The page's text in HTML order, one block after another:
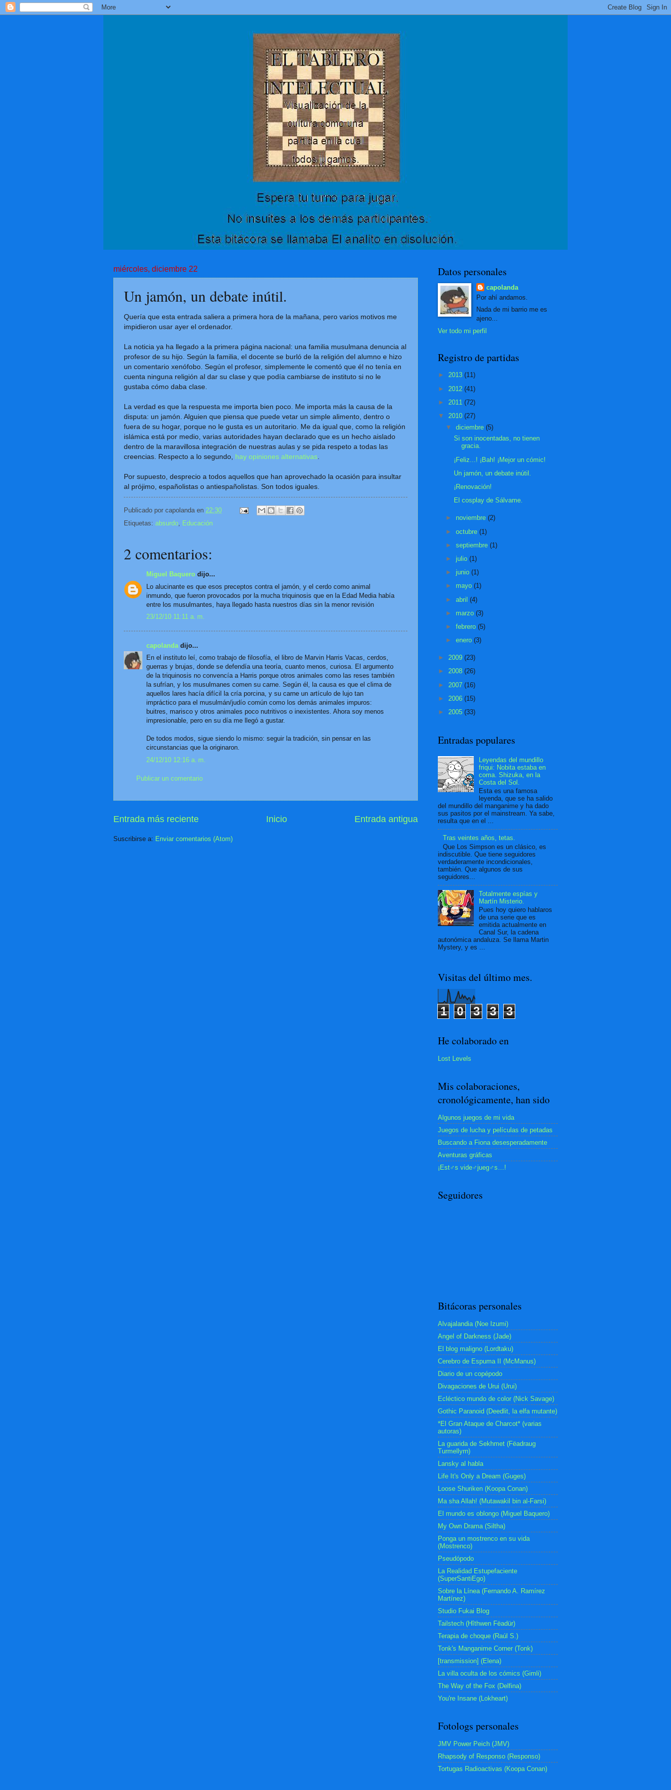
miércoles, diciembre 22
Un jamón, un debate inútil.
Quería que esta entrada saliera a primera hora de la mañana, pero varios motivos me
impidieron usar ayer el ordenador.
La noticia ya ha llegado a la primera página nacional: una familia musulmana denuncia al
profesor de su hijo. Según la familia, el docente se burló de la religión del alumno e hizo
un comentario xenófobo. Según el profesor, simplemente le comentó que él no tenía en
cuenta ninguna religión al dar su clase y que podía cambiarse de instituto si no le
gustaba cómo daba clase.
La verdad es que la respuesta me importa bien poco. Me importa más la causa de la
disputa: un jamón. Alguien que piensa que puede vetar un simple alimento, dentro o
fuera de su hogar, porque no le gusta es un autoritario. Me da igual que, como la religión
islámica está por medio, varias autoridades hayan declarado que es un hecho aislado
dentro de la maravillosa integración de nuestras aulas y se pida respeto a todas las
creencias. Respecto a lo segundo,
hay opiniones alternativas
Por supuesto, desprecio a todos aquellos que han aprovechado la ocasión para insultar
al prójimo, españolistas o antiespañolistas. Son todos iguales.
Publicado por capolanda en 22:30
Etiquetas: absurdo, Educación
2 comentarios:
Miguel Baquero dijo...
Lo alucinante es que esos preceptos contra el jamón, y el cerdo como animal
inmundo, que fueron provocados por la mucha triquinosis que en la Edad Media había
entre los musulmantes, haya llegado hasta nuestros días sin la menor revisión
23/12/10 11:11 a. m.
capolanda dijo...
En el instituto leí, como trabajo de filosofía, el libro de Marvin Harris Vacas, cerdos,
guerras y brujas, donde se defendía una teoría, cuanto menos, curiosa. El argumento
de la triquinosis no convencía a Harris porque otros animales como las reses también
la sufrían, y los musulmanes comen su carne. Según él, la causa es que el clima de
aquellos lares hacía difícil la cría porcina, y su carne un artículo de lujo tan
impráctico para el musulmán/judío común como los demás animales impuros:
buitres, marisco y otros animales poco nutritivos o inexistentes. Ahora soy menos
impresionable, pero en su día me llegó a gustar.
De todos modos, sigue siendo lo mismo: seguir la tradición, sin pensar en las
circunstancias que la originaron.
24/12/10 12:16 a. m.
Publicar un comentario
Entrada más reciente Entrada antigua
Inicio
Suscribirse a: Enviar comentarios (Atom)
Datos personales
capolanda
Por ahí andamos.
Nada de mi barrio me es
ajeno...
Ver todo mi perfil
Registro de partidas
► 2013 (11)
► 2012 (41)
► 2011 (72)
▼ 2010 (27)
▼diciembre(5)
Si son inocentadas, no tienen
gracia.
¡Feliz...! ¡Bah! ¡Mejor un cómic!
Un jamón, un debate inútil.
¡Renovación!
El cosplay de Sálvame.
► noviembre(2)
►octubre(1)
►septiembre(1)
► julio(1)
► junio(1)
► mayo(1)
►abril(4)
► marzo(3)
►febrero(5)
►enero(3)
► 2009 (23)
► 2008 (26)
► 2007 (16)
► 2006 (15)
► 2005 (33)
Entradas populares
Leyendas del mundillo
friqui: Nobita estaba en
coma. Shizuka, en la
Costa del Sol.
Esta es una famosa
leyenda, que se ha salido
del mundillo del manganime y ha dado
sus pasitos por el mainstream. Ya sabe,
resulta que en el ...
Tras veintes años, tetas.
Que Los Simpson es un clásico, es
indiscutible. Que tiene seguidores
verdaderamente incondicionales,
también. Que algunos de sus
seguidores...
Totalmente espías y
Martín Misterio.
Pues hoy quiero hablaros
de una serie que es
emitida actualmente en
Canal Sur, la cadena
autonómica andaluza. Se llama Martin
Mystery, y es ...
Visitas del último mes.
1 0 3 3 3
He colaborado en
Lost Levels
Mis colaboraciones,
cronológicamente, han sido
Algunos juegos de mi vida
Juegos de lucha y películas de petadas
Buscando a Fiona desesperadamente
Aventuras gráficas
¡Est♂s vide♂jueg♂s…!
Seguidores
Bitácoras personales
Alvajalandia (Noe Izumi)
Angel of Darkness (Jade)
El blog maligno (Lordtaku)
Cerebro de Espuma II (McManus)
Diario de un copépodo
Divagaciones de Urui (Urui)
Ecléctico mundo de color (Nick Savage)
Gothic Paranoid (Deedlit, la elfa mutante)
*El Gran Ataque de Charcot* (varias
autoras)
La guarida de Sekhmet (Fëadraug
Turmellyrn)
Lansky al habla
Life It's Only a Dream (Guges)
Loose Shuriken (Koopa Conan)
Ma sha Allah! (Mutawakil bin al-Farsi)
El mundo es oblongo (Miguel Baquero)
My Own Drama (Siltha)
Ponga un mostrenco en su vida
(Mostrenco)
Pseudópodo
La Realidad Estupefaciente
(SuperSantiEgo)
Sobre la Línea (Fernando A. Ramírez
Martínez)
Studio Fukai Blog
Tailstech (Hîthwen Fëadür)
Terapia de choque (Raúl S.)
Tonk's Manganime Corner (Tonk)
[transmission] (Elena)
La villa oculta de los cómics (Gimli)
The Way of the Fox (Delfina)
You're Insane (Lokheart)
Fotologs personales
JMV Power Peich (JMV)
Rhapsody of Responso (Responso)
Tortugas Radioactivas (Koopa Conan)